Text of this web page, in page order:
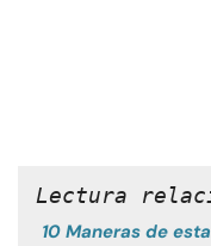
Lectura
10 Maneras de